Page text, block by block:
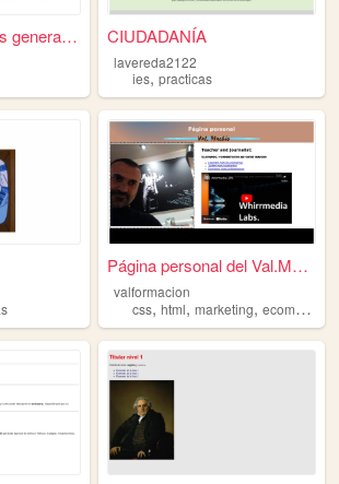
Secciones y líneas generales... CIUDADANÍA
lavereda2122
ies,practicas
Página personal del Val.Mach...
valformacion
css,html,marketing,ecommerce